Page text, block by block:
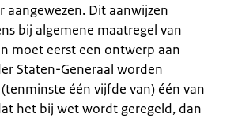
aangewezen. Dit aanwijzen
bij algemene maatregel van
moet eerst een ontwerp aan
Staten-Generaal worden
één vijfde van) één van
het bij wet wordt geregeld, dan